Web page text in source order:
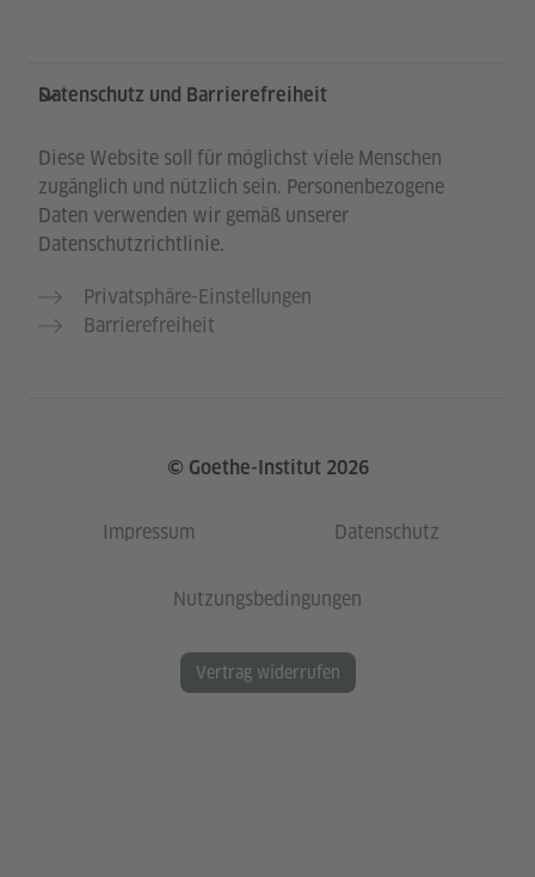
Datenschutz und Barrierefreiheit
Diese Website soll für möglichst viele Menschen
zugänglich und nützlich sein. Personenbezogene
Daten verwenden wir gemäß unserer
Datenschutzrichtlinie.
Privatsphäre-Einstellungen
Barrierefreiheit
© Goethe-Institut 2026
Impressum Datenschutz
Nutzungsbedingungen
Vertrag widerrufen